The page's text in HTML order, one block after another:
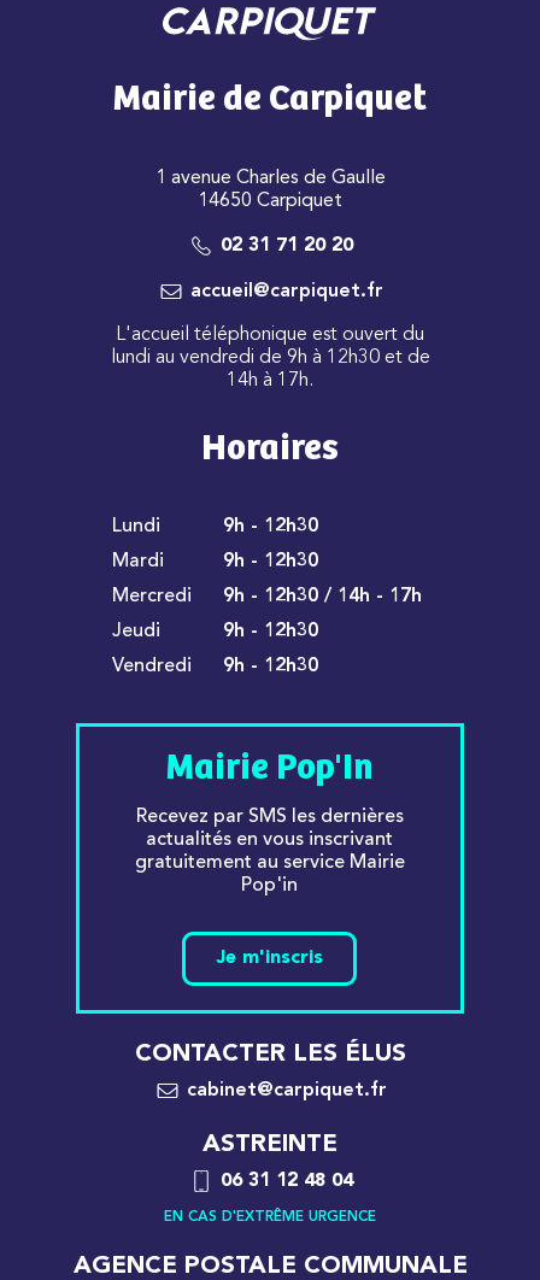
Mairie de Carpiquet
1 avenue Charles de Gaulle
14650 Carpiquet
02 31 71 20 20
accueil@carpiquet.fr
L'accueil téléphonique est ouvert du
lundi au vendredi de 9h à 12h30 et de
14h à 17h.
Horaires
Lundi
9h - 12h30
Mardi
9h - 12h30
Mercredi
9h - 12h30 / 14h - 17h
Jeudi
9h - 12h30
Vendredi
9h - 12h30
Mairie Pop'In
Recevez par SMS les dernières
actualités en vous inscrivant
gratuitement au service Mairie
Pop'in
Je m'inscris
CONTACTER LES ÉLUS
cabinet@carpiquet.fr
ASTREINTE
06 31 12 48 04
EN CAS D'EXTRÊME URGENCE
AGENCE POSTALE COMMUNALE